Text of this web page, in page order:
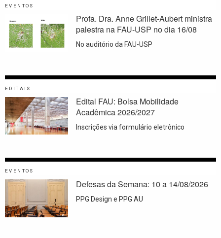
EVENTOS
Profa. Dra. Anne Grillet-Aubert ministra
palestra na FAU-USP no dia 16/08
No auditório da FAU-USP
EDITAIS
Edital FAU: Bolsa Mobilidade
Acadêmica 2026/2027
Inscrições via formulário eletrônico
EVENTOS
Defesas da Semana: 10 a 14/08/2026
PPG Design e PPG AU